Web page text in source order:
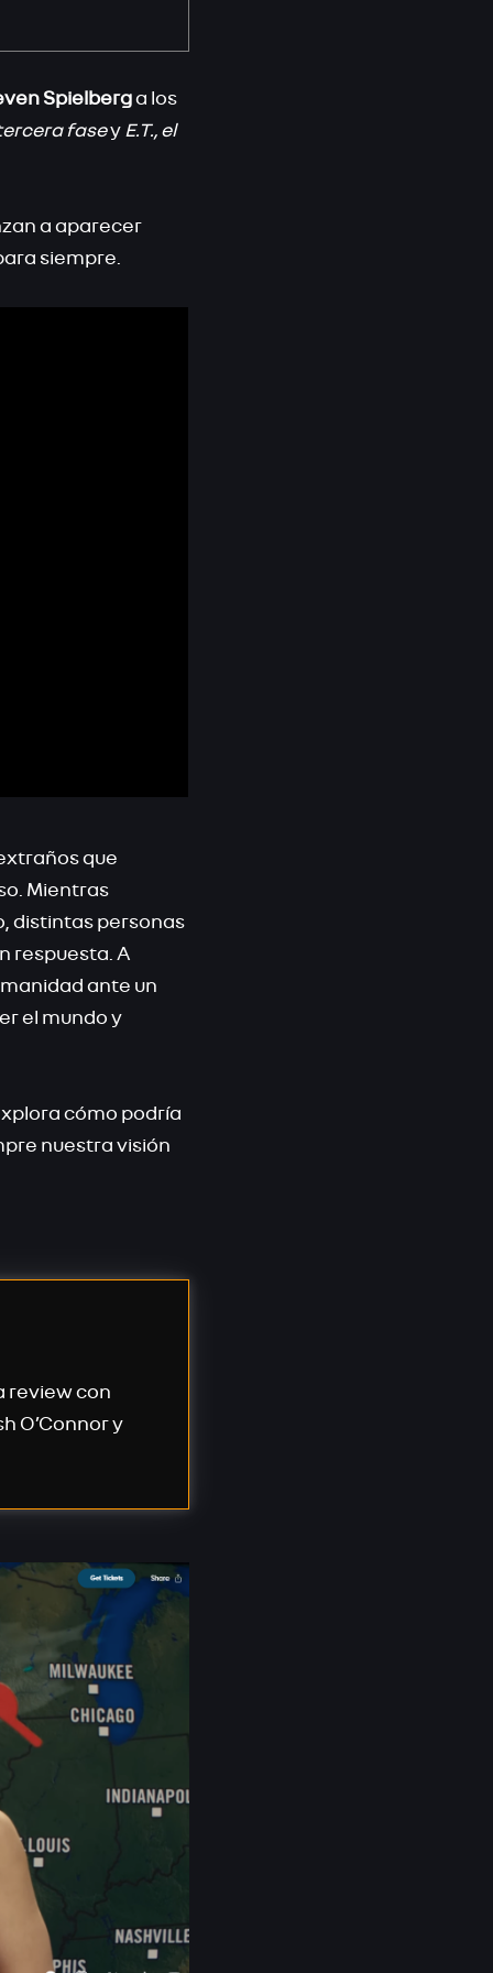
Spielberga los
fasey E.T., el
a aparecer
siempre.
que
Mientras
distintas personas
respuesta. A
ante un
el mundo y
cómo podría
nuestra visión
review con
O’Connor y